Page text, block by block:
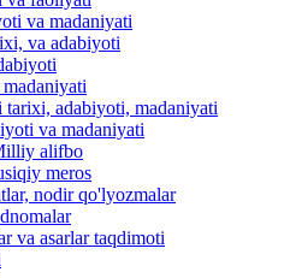
va madaniyati
va adabiyoti
tarixi, adabiyoti, madaniyati
va madaniyati
alifbo
meros
nodir qo'lyozmalar
va asarlar taqdimoti